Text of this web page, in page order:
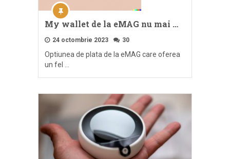
My wallet de la eMAG nu mai …
24 octombrie 2023 30
Optiunea de plata de la eMAG care oferea
un fel …